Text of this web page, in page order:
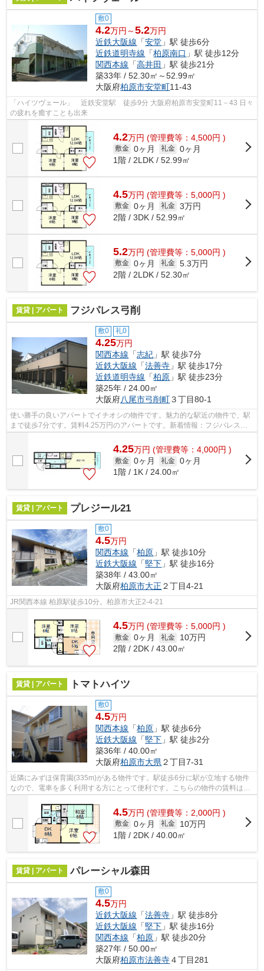
敷0
4.2万円～5.2万円
近鉄大阪線 「安堂 」駅 徒歩6分
近鉄道明寺線 「柏原南口 」駅 徒歩12分
関西本線 「高井田 」駅 徒歩21分
築33年 / 52.30㎡～52.99㎡
大阪府柏原市安堂町11-43
「ハイツヴェール」 近鉄安堂駅 徒歩9分 大阪府柏原市安堂町11－43 日々
の疲れを癒すことも出来
4.2万円 (管理費等：4,500円 )
敷金 0ヶ月 礼金 0ヶ月
1階 / 2LDK / 52.99㎡
4.5万円 (管理費等：5,000円 )
敷金 0ヶ月 礼金 3万円
2階 / 3DK / 52.99㎡
5.2万円 (管理費等：5,000円 )
敷金 0ヶ月 礼金 5.3万円
2階 / 2LDK / 52.30㎡
賃貸 | アパート フジパレス弓削
敷0 礼0
4.25万円
関西本線 「志紀 」駅 徒歩7分
近鉄大阪線 「法善寺 」駅 徒歩17分
近鉄道明寺線 「柏原 」駅 徒歩23分
築25年 / 24.00㎡
大阪府八尾市弓削町３丁目80-1
使い勝手の良いアパートでイチオシの物件です。魅力的な駅近の物件で、駅
まで徒歩7分です。賃料4.25万円のアパートです。新着情報：フジパレス弓
削の空室情報ならコチラ。丁寧かつ迅速...
4.25万円 (管理費等：4,000円 )
敷金 0ヶ月 礼金 0ヶ月
1階 / 1K / 24.00㎡
賃貸 | アパート プレジール21
敷0
4.5万円
関西本線 「柏原 」駅 徒歩10分
近鉄大阪線 「堅下 」駅 徒歩16分
築38年 / 43.00㎡
大阪府柏原市大正 ２丁目4-21
JR関西本線 柏原駅徒歩10分。柏原市大正2-4-21
4.5万円 (管理費等：5,000円 )
敷金 0ヶ月 礼金
10万円
2階 / 2DK / 43.00㎡
賃貸 | アパート トマトハイツ
敷0
4.5万円
関西本線 「柏原 」駅 徒歩6分
近鉄大阪線 「堅下 」駅 徒歩2分
築36年 / 40.00㎡
大阪府柏原市大県２丁目7-31
近隣にみずほ保育園(335m)がある物件です。駅徒歩6分に駅が立地する物件
なので、電車を多く利用する方にとって便利です。こちらの物件の賃料は4.5
4.5万円 (管理費等：2,000円 )
敷金 0ヶ月 礼金
10万円
1階 / 2DK / 40.00㎡
賃貸 | アパート パレーシャル森田
敷0
4.5万円
近鉄大阪線 「法善寺 」駅 徒歩8分
近鉄大阪線 「堅下 」駅 徒歩16分
関西本線 「柏原 」駅 徒歩20分
築27年 / 50.00㎡
大阪府柏原市法善寺４丁目281